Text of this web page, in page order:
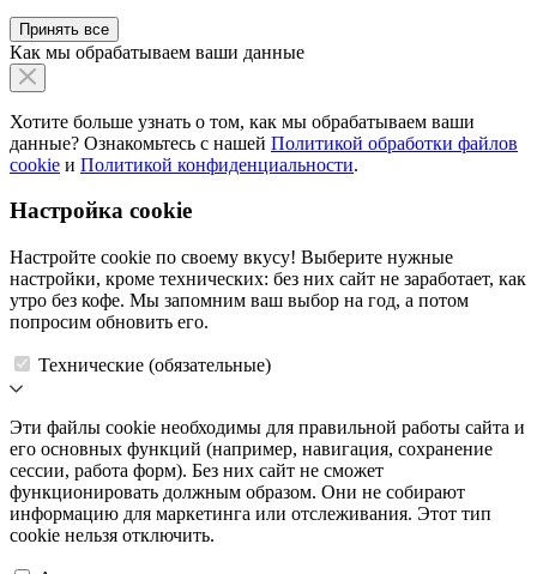
Принять все
Как мы обрабатываем ваши данные
Хотите больше узнать о том, как мы обрабатываем ваши
данные? Ознакомьтесь с нашей Политикой обработки файлов
cookie и Политикой конфиденциальности.
Настройка cookie
Настройте cookie по своему вкусу! Выберите нужные
настройки, кроме технических: без них сайт не заработает, как
утро без кофе. Мы запомним ваш выбор на год, а потом
попросим обновить его.
Технические (обязательные)
Эти файлы cookie необходимы для правильной работы сайта и
его основных функций (например, навигация, сохранение
сессии, работа форм). Без них сайт не сможет
функционировать должным образом. Они не собирают
информацию для маркетинга или отслеживания. Этот тип
cookie нельзя отключить.